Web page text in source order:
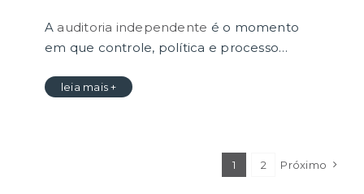
A auditoria independente é o momento
em que controle, política e processo…
leia mais +
1 2 Próximo